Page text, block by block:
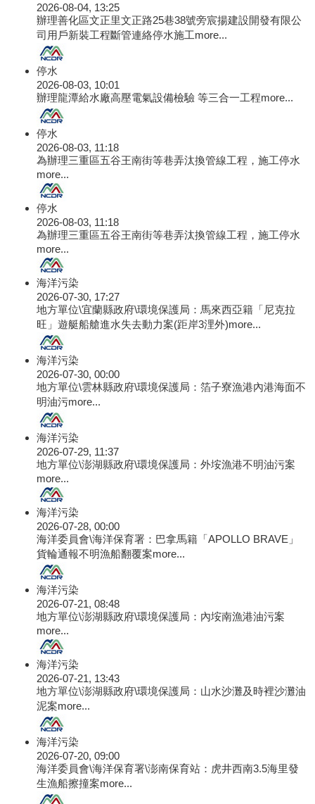
2026-08-04, 13:25
辦理善化區文正里文正路25巷38號旁宸揚建設開發有限公
司用戶新裝工程斷管連絡停水施工more...
停水
2026-08-03, 10:01
辦理龍潭給水廠高壓電氣設備檢驗 等三合一工程more...
停水
2026-08-03, 11:18
為辦理三重區五谷王南街等巷弄汰換管線工程，施工停水
more...
停水
2026-08-03, 11:18
為辦理三重區五谷王南街等巷弄汰換管線工程，施工停水
more...
海洋污染
2026-07-30, 17:27
地方單位\宜蘭縣政府\環境保護局：馬來西亞籍「尼克拉
旺」遊艇船艙進水失去動力案(距岸3浬外)more...
海洋污染
2026-07-30, 00:00
地方單位\雲林縣政府\環境保護局：箔子寮漁港內港海面不
明油污more...
海洋污染
2026-07-29, 11:37
地方單位\澎湖縣政府\環境保護局：外垵漁港不明油污案
more...
海洋污染
2026-07-28, 00:00
海洋委員會\海洋保育署：巴拿馬籍「APOLLO BRAVE」
貨輪通報不明漁船翻覆案more...
海洋污染
2026-07-21, 08:48
地方單位\澎湖縣政府\環境保護局：內垵南漁港油污案
more...
海洋污染
2026-07-21, 13:43
地方單位\澎湖縣政府\環境保護局：山水沙灘及時裡沙灘油
泥案more...
海洋污染
2026-07-20, 09:00
海洋委員會\海洋保育署\澎南保育站：虎井西南3.5海里發
生漁船擦撞案more...